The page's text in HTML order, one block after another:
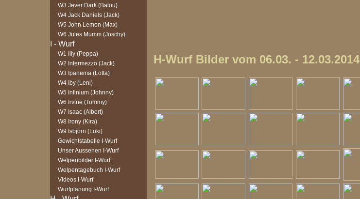
W3 Jever Dark (Balou)
W4 Jack Daniels (Jack)
W5 John Lemon (Max)
W6 Jules Mumm (Joschy)
W1 Illy (Peppa)
W2 Intermezzo (Jack)
W3 Ipanema (Lotta)
W4 Iby (Leni)
W5 Infinium (Johnny)
W6 Irvine (Tommy)
W7 Isaac (Albert)
W8 Irony (Kira)
W9 Isbjörn (Loki)
Gewichtstabelle I-Wurf
Unser Aussehen I-Wurf
Welpenbilder I-Wurf
Welpentagebuch I-Wurf
Videos I-Wurf
Wurfplanung I-Wurf
H-Wurf Bilder vom 06.03. - 12.03.2014